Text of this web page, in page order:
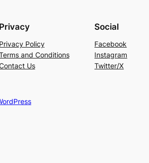
Privacy
Privacy Policy
and Conditions
Us
Social
Facebook
Instagram
Twitter/X